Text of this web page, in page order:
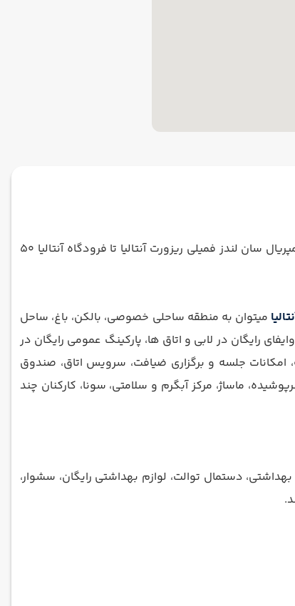
از میان تمام هتل های 5 ستاره آنتالیا، هتل ایمپریال سان لند فمیلی ریزورت آنتالیا با 263 اتاق در منطقه کمر آنتالیا قرار دارد. از هتل ایمپریال سان لندز فمیلی ریزورت آنتالیا تا فرودگاه آنتالیا 50
میتوان به منطقه ساحلی خصوصی، بالکن، باغ، ساحل
رایگان در لابی و اتاق ها، پارکینگ عمومی رایگان در
(رزرو لازم نیست)، انبار چمدان، سرویس بیداری، فکس و فتوکپی، آرایشگاه، خشکشویی، میز پذیرش 24 ساعته، امکانات جلسه و برگزاری ضیافت، سرویس اتاق، صندوق
ماساژ، مرکز آبگرم و سلامتی، سونا، کارکنان چند
دستمال توالت، لوازم بهداشتی رایگان، سشوار،